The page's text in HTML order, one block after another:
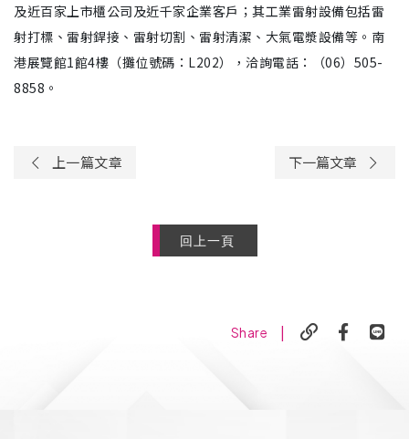
及近百家上市櫃公司及近千家企業客戶；其工業雷射設備包括雷
射打標、雷射銲接、雷射切割、雷射清潔、大氣電漿設備等。南
港展覽館1館4樓（攤位號碼：L202），洽詢電話：（06）505-
8858。
上一篇文章 下一篇文章
回上一頁
Share |